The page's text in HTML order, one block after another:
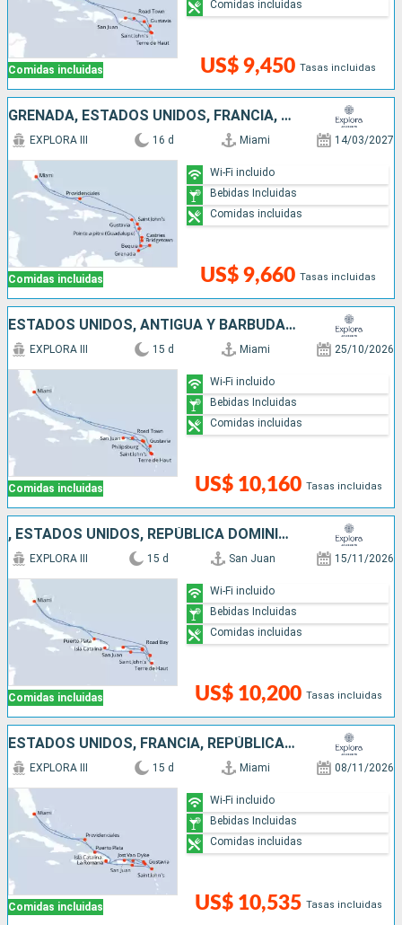
Comidas incluidas US$ 9,450 Tasas incluidas
Comidas incluidas
GRENADA, ESTADOS UNIDOS, FRANCIA, SAN VINCENT Y LAS GRANADINAS, BARBADOS, ANTIGUA Y BARBUDA, SANTA LUCIA
Comidas incluidas
EXPLORA III 16 d Miami 14/03/2027
US$ 9,660 Tasas incluidas
Wi-Fi incluido
Bebidas Incluidas
Comidas incluidas
ESTADOS UNIDOS, ANTIGUA Y BARBUDA, SAN MARTÍN, PUERTO RICO, FRANCIA
Comidas incluidas
EXPLORA III 15 d Miami 25/10/2026
US$ 10,160 Tasas incluidas
Wi-Fi incluido
Bebidas Incluidas
Comidas incluidas
, ESTADOS UNIDOS, REPÚBLICA DOMINICANA, ANTIGUA Y BARBUDA, SAN MARTÍN, PUERTO RICO
Comidas incluidas
EXPLORA III 15 d San Juan 15/11/2026
US$ 10,200 Tasas incluidas
Wi-Fi incluido
Bebidas Incluidas
Comidas incluidas
ESTADOS UNIDOS, FRANCIA, REPÚBLICA DOMINICANA, PUERTO RICO, , ANTIGUA Y BARBUDA
Comidas incluidas
EXPLORA III 15 d Miami 08/11/2026
US$ 10,535 Tasas incluidas
Wi-Fi incluido
Bebidas Incluidas
Comidas incluidas